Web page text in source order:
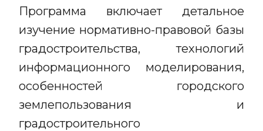
Программа включает детальное
изучение нормативно-правовой базы
градостроительства, технологий
информационного моделирования,
особенностей городского
землепользования и
градостроительного